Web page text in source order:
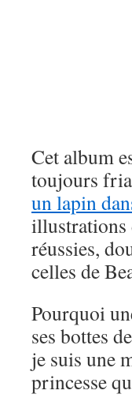
Cet album
toujours
un lapin
illustrations
réussies,
celles de
Pourquoi
ses bottes
je suis une
princesse